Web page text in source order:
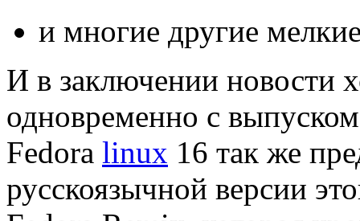
и многие другие
И в заключении новости
одновременно с
Fedora linux 16 так же
русскоязычной версии